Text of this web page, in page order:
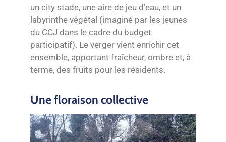
un city stade, une aire de jeu d’eau, et un
labyrinthe végétal (imaginé par les jeunes
du CCJ dans le cadre du budget
participatif). Le verger vient enrichir cet
ensemble, apportant fraîcheur, ombre et, à
terme, des fruits pour les résidents.
Une floraison collective